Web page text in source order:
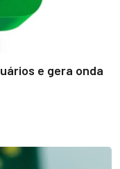
e gera onda